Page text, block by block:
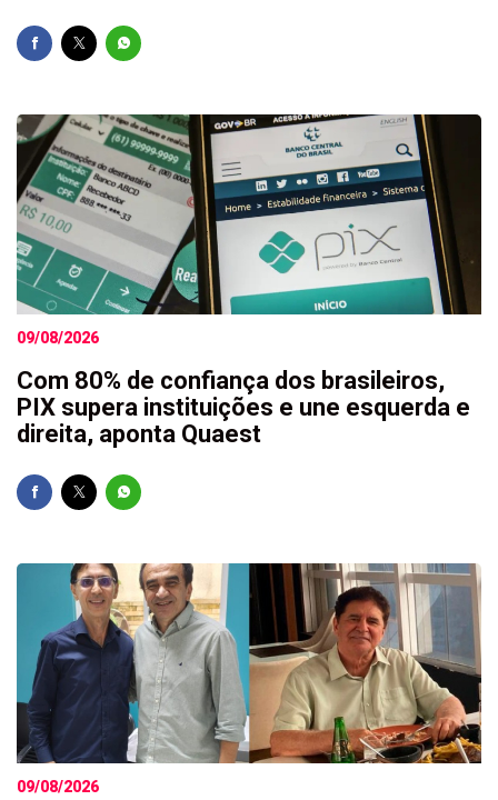
09/08/2026
Com 80% de confiança dos brasileiros,
PIX supera instituições e une esquerda e
direita, aponta Quaest
09/08/2026